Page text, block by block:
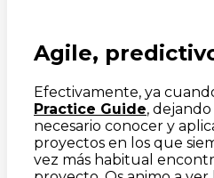
Agile,
Efectivamente, ya
Practice Guide,
necesario conocer y
proyectos en los que
vez más habitual